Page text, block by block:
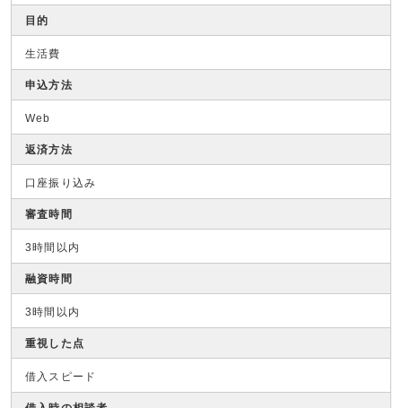
目的
生活費
申込方法
Web
返済方法
口座振り込み
審査時間
3時間以内
融資時間
3時間以内
重視した点
借入スピード